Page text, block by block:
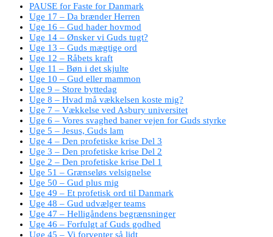
PAUSE for Faste for Danmark
Uge 17 – Da brænder Herren
Uge 16 – Gud hader hovmod
Uge 14 – Ønsker vi Guds tugt?
Uge 13 – Guds mægtige ord
Uge 12 – Råbets kraft
Uge 11 – Bøn i det skjulte
Uge 10 – Gud eller mammon
Uge 9 – Store byttedag
Uge 8 – Hvad må vækkelsen koste mig?
Uge 7 – Vækkelse ved Asbury universitet
Uge 6 – Vores svaghed baner vejen for Guds styrke
Uge 5 – Jesus, Guds lam
Uge 4 – Den profetiske krise Del 3
Uge 3 – Den profetiske krise Del 2
Uge 2 – Den profetiske krise Del 1
Uge 51 – Grænseløs velsignelse
Uge 50 – Gud plus mig
Uge 49 – Et profetisk ord til Danmark
Uge 48 – Gud udvælger teams
Uge 47 – Helligåndens begrænsninger
Uge 46 – Forfulgt af Guds godhed
Uge 45 – Vi forventer så lidt